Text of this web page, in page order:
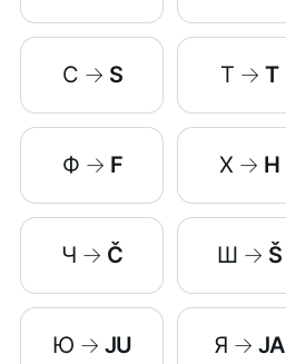
С→ S Т→ T
Ф→ F Х→ H
Ч → Č Ш→ Š
Ю →JU Я →JA